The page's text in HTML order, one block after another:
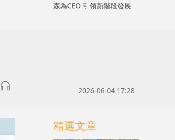
森為CEO 引領新階段發展
2026-06-04 17:28
精選文章